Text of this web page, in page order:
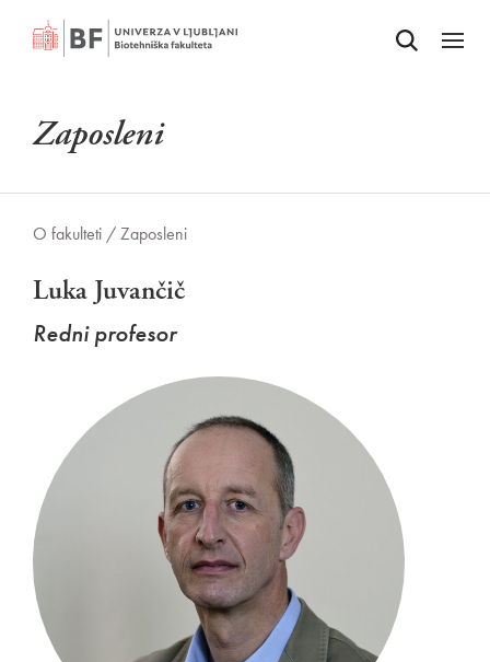
Odpri iskalnik
Odpri
Zaposleni
O fakulteti /Zaposleni
Luka Juvančič
Redni profesor